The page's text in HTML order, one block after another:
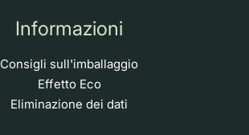
Informazioni
Consigli sull'imballaggio
Effetto Eco
Eliminazione dei dati